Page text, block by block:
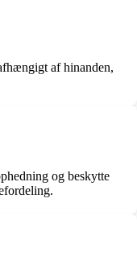
af hinanden,
og beskytte